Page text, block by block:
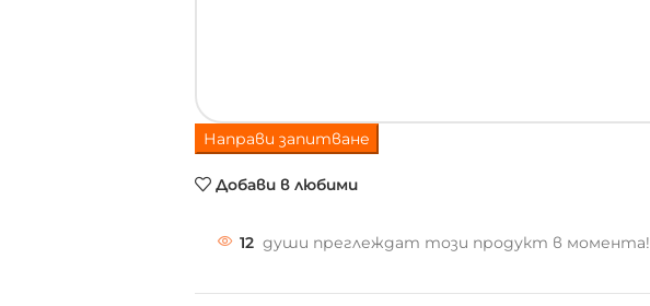
Направи запитване
Добави в любими
12 души преглеждат този продукт в момента!